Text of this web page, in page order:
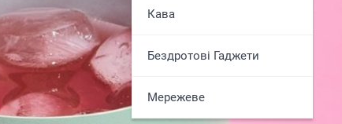
Кава
Бездротові Гаджети
Мережеве